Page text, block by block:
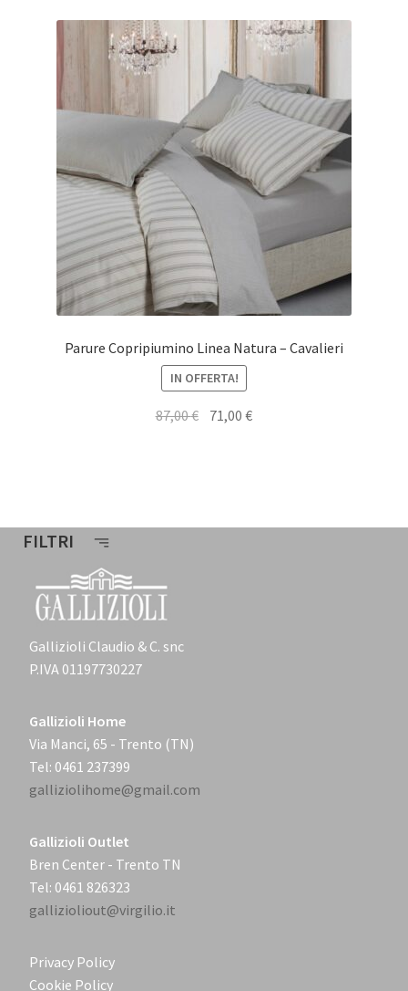
Parure Copripiumino Linea Natura – Cavalieri
IN OFFERTA!
87,00€ 71,00€Il
FILTRI
Gallizioli Claudio & C. snc
P.IVA 01197730227
Gallizioli Home
Via Manci, 65 - Trento (TN)
Tel: 0461 237399
galliziolihome@gmail.com
Gallizioli Outlet
Bren Center - Trento TN
Tel: 0461 826323
gallizioliout@virgilio.it
Privacy Policy
Cookie Policy